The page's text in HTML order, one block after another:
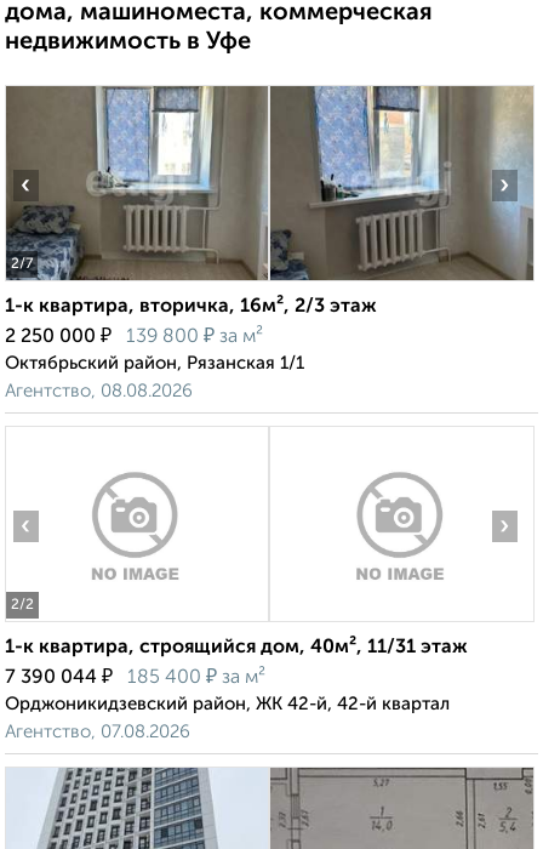
дома, машиноместа, коммерческая
недвижимость в Уфе
2/7
‹ ›
1-к квартира, вторичка, 16м², 2/3 этаж
2 250 000 ₽ 139 800 ₽ за м²
Октябрьский район, Рязанская 1/1
Агентство, 08.08.2026
2/2
‹ ›
1-к квартира, строящийся дом, 40м², 11/31 этаж
7 390 044 ₽ 185 400 ₽ за м²
Орджоникидзевский район, ЖК 42-й, 42-й квартал
Агентство, 07.08.2026